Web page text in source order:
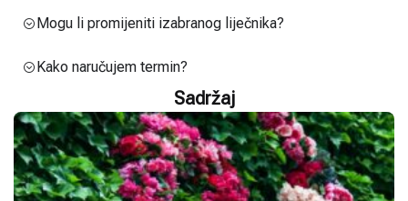
Mogu li promijeniti izabranog liječnika?
Kako naručujem termin?
Sadržaj